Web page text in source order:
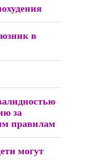
в
за
правилам
могут